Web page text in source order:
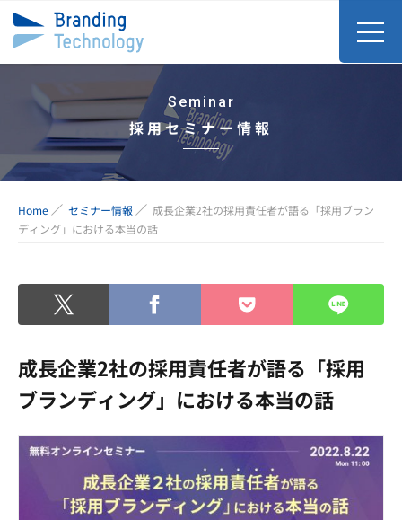
Seminar
採用セミナー情報
Home セミナー情報
成長企業2社の採用責任者が語る「採用ブラン
ディング」における本当の話
成長企業2社の採用責任者が語る「採用
ブランディング」における本当の話